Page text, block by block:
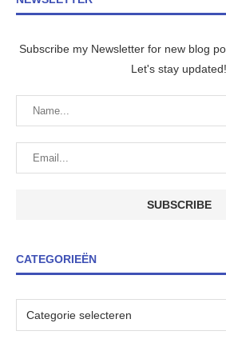
Subscribe my Newsletter for new blog
Let's stay updated!
CATEGORIEËN